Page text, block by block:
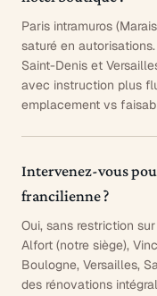
Paris intramuros
saturé en
Saint-Denis et
avec instruction plus
emplacement vs
Intervenez-vous
francilienne ?
Oui, sans restriction
Alfort (notre siège),
Boulogne, Versailles,
des rénovations